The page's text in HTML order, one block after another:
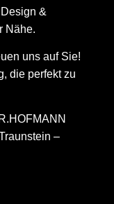
&
Nähe.
uns auf Sie!
die perfekt zu
–